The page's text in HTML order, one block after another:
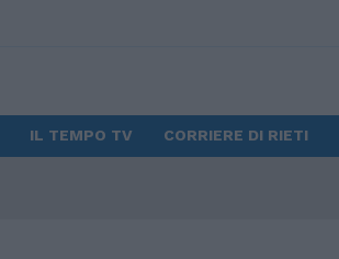
IL TEMPO TV CORRIERE DI RIETI